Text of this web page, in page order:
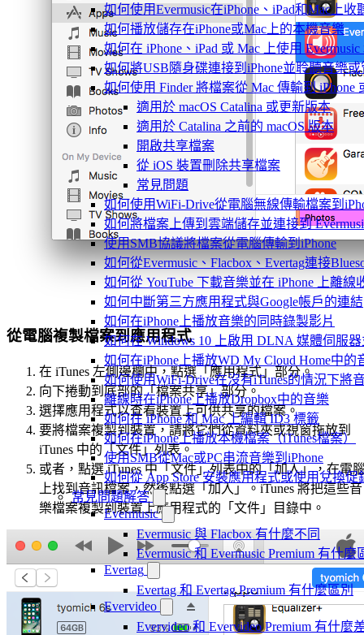
如何使用Evermusic在iPhone、iPad和Mac上收
如何播放儲存在iPhone或Mac上的本機音樂
如何在 iPhone、iPad 或 Mac 上使用
如何將USB隨身碟連接到iPhone並聆聽音樂
如何使用 Finder 將檔案從 Mac 傳輸到 iPhone
適用於 macOS Catalina 或更新版本
適用於 Catalina 之前的 macOS 版本
開啟共享檔案
從 iOS 裝置刪除共享檔案
常見問題
如何使用WiFi-Drive從電腦無線傳輸檔案到
如何將檔案上傳到雲端儲存並連接到
使用SMB協議將檔案從電腦傳輸到iPhone
如何從Evermusic、Flacbox、Evertag連接
如何從 YouTube 下載音樂並在 iPhone 上離線
如何中斷第三方應用程式與Google帳戶的連結
如何在iPhone上播放音樂的同時錄製影片
如何在 Windows 10 上啟用 DLNA 媒體伺服
如何在iPhone上播放WD My Cloud Home中的
如何使用WiFi-Drive在沒有iTunes的情況下將
離線時在iPhone上播放Dropbox中的音樂
如何在 iPhone 和 Mac 上編輯 ID3 標籤
如何在iPhone上播放本機檔案（iTunes檔案）
使用SMB從Mac或PC串流音樂到iPhone
如何從 App Store 安裝應用程式或使用兌換
常見問題解答
Evermusic
Evermusic 與 Flacbox 有什麼不同
Evermusic 和 Evermusic Premium 有什麼
Evertag
Evertag 和 Evertag Premium 有什麼區別
Evervideo
Evervideo 和 Evervideo Premium 有什麼
從電腦複製檔案到應用程式
在 iTunes 左側邊欄中，點選「應用程式」部分。
向下捲動到底部的「檔案共享」部分。
選擇應用程式以查看裝置上可供共享的檔案。
要將檔案複製到裝置，請將它們從資料夾或視窗拖放到
iTunes 中的「文件」列表。
或者，點選 iTunes 中「文件」列表中的「加入」，在電
上找到音訊檔案，然後點選「加入」。iTunes 將把這些音
樂檔案複製到裝置上應用程式的「文件」目錄中。